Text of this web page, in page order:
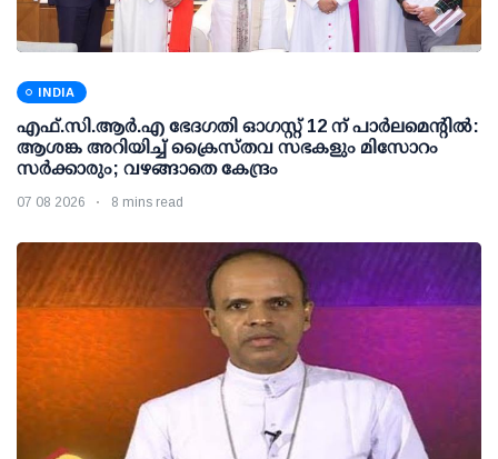
INDIA
എഫ്.സി.ആര്‍.എ ഭേദഗതി ഓഗസ്റ്റ് 12 ന് പാര്‍ലമെന്റില്‍:
ആശങ്ക അറിയിച്ച് ക്രൈസ്തവ സഭകളും മിസോറം
സര്‍ക്കാരും; വഴങ്ങാതെ കേന്ദ്രം
07 08 2026 8 mins read